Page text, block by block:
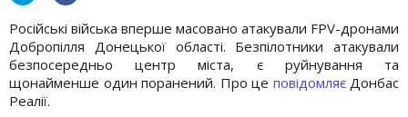
Російські війська вперше масовано атакували FPV-дронами
Добропілля Донецької області. Безпілотники атакували
безпосередньо центр міста, є руйнування та
щонайменше один поранений. Про це повідомляєДонбас
Реалії.